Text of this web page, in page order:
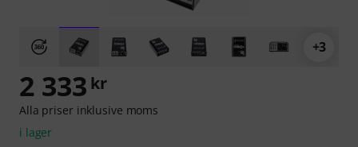
+3
2 333 kr
Alla priser inklusive moms
i lager